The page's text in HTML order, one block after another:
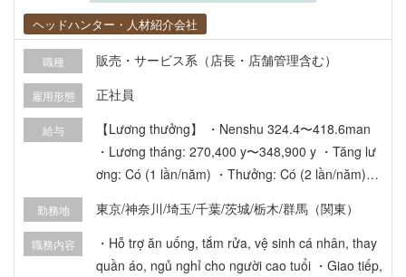
ヘッドハンター・人材紹介会社
職種 販売・サービス系（店長・店舗管理含む）
雇用形態 正社員
給与
【Lương thưởng】 ・Nenshu 324.4〜418.6man
・Lương tháng: 270,400 y〜348,900 y ・Tăng lư
ơng: Có (1 lần/năm) ・Thưởng: Có (2 lần/năm)
Chế độ trợ cấp thôi việc ・Hỗ trợ chi phí lấy chứn
g chỉ (trợ cấp cho khóa đào tạo nhân viên điều dư
ỡng thực hành) ・Hỗ trợ bữa ăn ・Có ký túc xá d
勤務地 東京/神奈川/埼玉/千葉/茨城/栃木/群馬（関東）
職務内容
・Hỗ trợ ăn uống, tắm rửa, vệ sinh cá nhân, thay
quần áo, ngủ nghỉ cho người cao tuổi ・Giao tiếp,